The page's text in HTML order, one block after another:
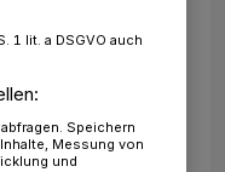
1 lit. a DSGVO auch
Speichern
Messung von
und